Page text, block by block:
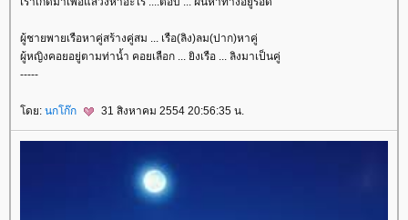
ผู้ชายพายเรือหาคู่สร้างคู่สม ... เรือ(ลิง)ลม(ปาก)หาคู่
ผู้หญิงคอยอยู่ตามท่าน้ำ คอยเลือก ... ยิงเรือ ... ลิงมาเป็นคู่
-----
ดย: นกโก๊ก 31 สิงหาคม 2554 20:56:35 น.